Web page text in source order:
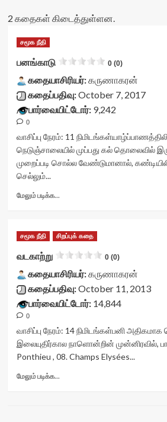
2 கதைகள் கிடைத்துள்ளன.
சமூக நீதி
பனங்காடு 0 (0)
கதையாசிரியர்:கருணாகரன்
கதைப்பதிவு:October 7, 2017
பார்வையிட்டோர்:9,242
0
வாசிப்பு நேரம்: 11 நிமிடங்கள்
நெடுஞ்சாலையில் முப்பது கல் தொலைவில்
முறைப்படி சொல்ல வேண்டுமானால்,
செல்லும்...
மேலும் படிக்க...
class="yasr-
vv-
stars-
title-
container">
<div
class='yasr-
title
rater-
stars'
சமூக நீதி சிறப்புக் கதை
வடகாற்று 0 (0)
கதையாசிரியர்:கருணாகரன்
கதைப்பதிவு:October 11, 2013
பார்வையிட்டோர்:14,844
0
வாசிப்பு நேரம்: 14 நிமிடங்கள்பனி
இலையுதிர்கால நாளொன்றின் முன்னிரவில்,
Ponthieu , 08. Champs Elysées...
மேலும் படிக்க...